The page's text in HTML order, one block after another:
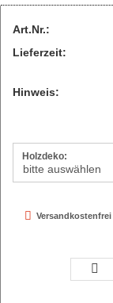
Art.Nr.:
Lieferzeit:
Hinweis:
Holzdeko:
Versandkostenfrei